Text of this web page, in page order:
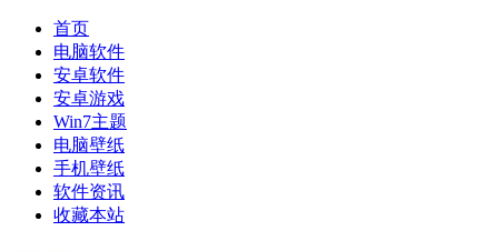
首页
电脑软件
安卓软件
安卓游戏
Win7主题
电脑壁纸
手机壁纸
软件资讯
收藏本站